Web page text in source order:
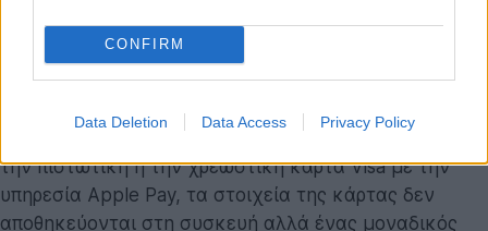
CONFIRM
Data Deletion Data Access Privacy Policy
M&S Bank, MBNA, Nationwide, NatWest, Royal Bank of
Scotland, Santander, TSB και Ulster Bank.
Η ασφάλεια και η προστασία των δεδομένων είναι οι
βάσεις της υπηρεσίας Apple Pay. Όταν ενεργοποιείς
την πιστωτική ή την χρεωστική κάρτα Visa με την
υπηρεσία Apple Pay, τα στοιχεία της κάρτας δεν
αποθηκεύονται στη συσκευή αλλά ένας μοναδικός